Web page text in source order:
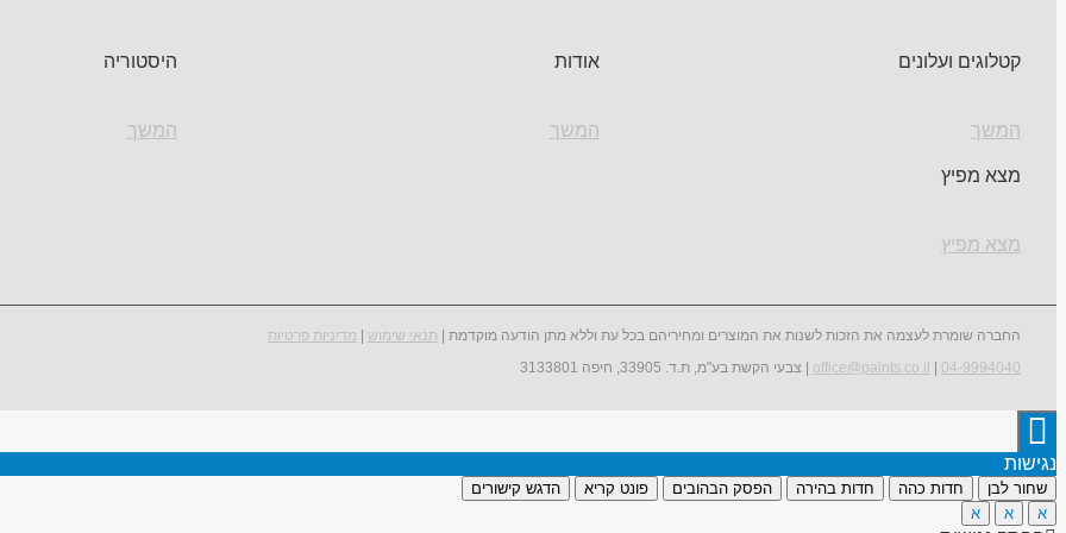
קטלוגים ועלונים
המשך
אודות
המשך
היסטוריה
המשך
מצא מפיץ
מצא מפיץ
החברה שומרת לעצמה את הזכות לשנות את המוצרים ומחיריהם בכל עת וללא מתן הודעה מוקדמת | תנאי שימוש
מדיניות פרטיות
04-9994040
office@paints.co.il | צבעי הקשת בע"מ, ת.ד. 33905, חיפה 3133801
נגישות
שחור לבן חדות כהה חדות בהירה הפסק הבהובים פונט קריא
הדגש קישורים
א
א א